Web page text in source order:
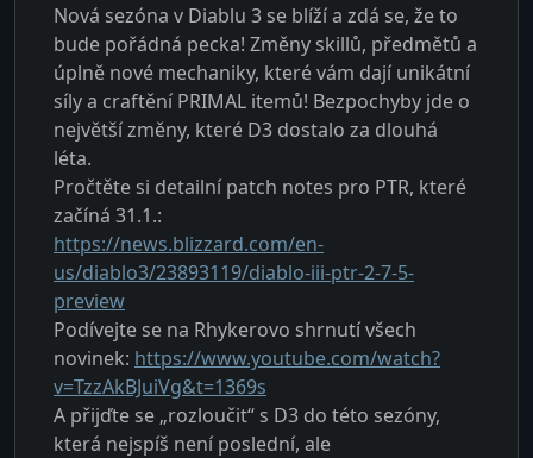
Nová sezóna v Diablu 3 se blíží a zdá se, že to
bude pořádná pecka! Změny skillů, předmětů a
úplně nové mechaniky, které vám dají unikátní
síly a craftění PRIMAL itemů! Bezpochyby jde o
největší změny, které D3 dostalo za dlouhá
léta.
Pročtěte si detailní patch notes pro PTR, které
začíná 31.1.:
https://news.blizzard.com/en-
us/diablo3/23893119/diablo-iii-ptr-2-7-5-
preview
Podívejte se na Rhykerovo shrnutí všech
novinek: https://www.youtube.com/watch?
v=TzzAkBJuiVg&t=1369s
A přijďte se „rozloučit“ s D3 do této sezóny,
která nejspíš není poslední, ale